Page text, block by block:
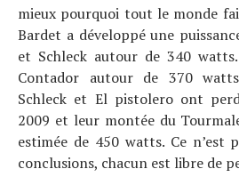
mieux pourquoi tout le monde
Bardet a développé une
et Schleck autour de 340
Contador autour de 370
Schleck et El pistolero ont
2009 et leur montée du
estimée de 450 watts. Ce n’est
conclusions, chacun est libre de